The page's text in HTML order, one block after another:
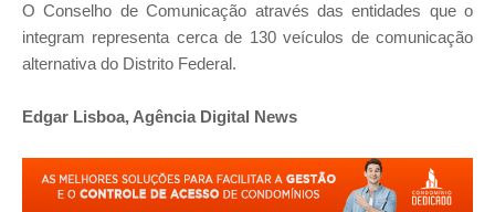
O Conselho de Comunicação através das entidades que o
integram representa cerca de 130 veículos de comunicação
alternativa do Distrito Federal.
Edgar Lisboa, Agência Digital News